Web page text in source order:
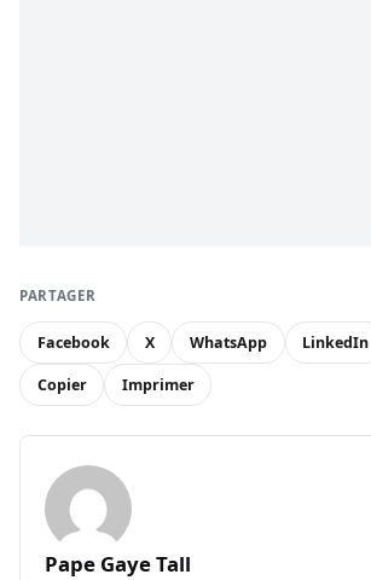
PARTAGER
Facebook X WhatsApp LinkedIn
Copier Imprimer
Pape Gaye Tall